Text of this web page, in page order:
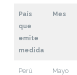
País
que
emite
medida
Mes
Perú Mayo